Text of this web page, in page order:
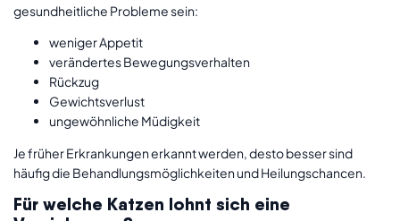
gesundheitliche Probleme sein:
weniger Appetit
verändertes Bewegungsverhalten
Rückzug
Gewichtsverlust
ungewöhnliche Müdigkeit
Je früher Erkrankungen erkannt werden, desto besser sind
häufig die Behandlungsmöglichkeiten und Heilungschancen.
Für welche Katzen lohnt sich eine